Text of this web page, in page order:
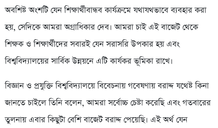
অবশিষ্ট অংশটি যেন শিক্ষার্থীবান্ধব কার্যক্রমে যথাযথভাবে ব্যবহার করা
হয়, সেদিকে আমরা অগ্রাধিকার দেব। আমরা চাই এই বাজেট থেকে
শিক্ষক ও শিক্ষার্থীদের সবারই যেন সরাসরি উপকার হয় এবং
বিশ্ববিদ্যালয়ের সার্বিক উন্নয়নে এটি কার্যকর ভূমিকা রাখে।
বিজ্ঞান ও প্রযুক্তি বিশ্ববিদ্যালয়ে বিবেচনায় গবেষণায় বরাদ্দ যথেষ্ট কিনা
জানতে চাইলে তিনি বলেন, আমরা সর্বোচ্চ চেষ্টা করেছি এবং গতবারের
তুলনায় এবার কিছুটা বেশি বাজেট বরাদ্দ পেয়েছি। এই অর্থ যেন